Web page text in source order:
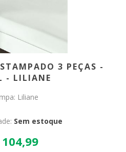
3 PEÇAS -
- LILIANE
Liliane
Sem estoque
104,99